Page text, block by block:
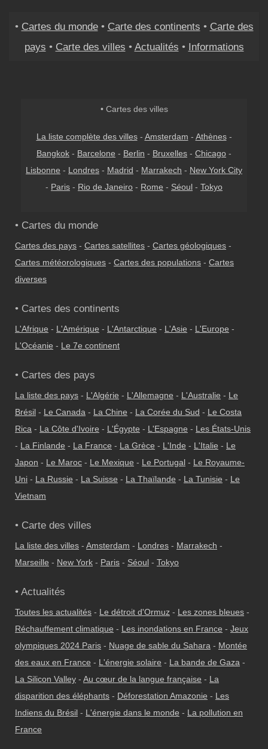
• Cartes du monde• Carte des continents • Carte des
pays • Carte des villes • Actualités • Informations
• Cartes des villes
La liste complète des villes- Amsterdam - Athènes-
Bangkok - Barcelone - Berlin - Bruxelles - Chicago -
Lisbonne - Londres - Madrid - Marrakech - New York City
- Paris - Rio de Janeiro - Rome - Séoul - Tokyo
• Cartes du monde
Cartes des pays - Cartes satellites - Cartes géologiques -
Cartes météorologiques - Cartes des populations - Cartes
diverses
• Cartes des continents
L'Afrique - L'Amérique - L'Antarctique - L'Asie - L'Europe -
L'Océanie - Le 7e continent
• Cartes des pays
La liste des pays - L'Algérie - L'Allemagne - L'Australie - Le
Brésil - Le Canada - La Chine - La Corée du Sud - Le Costa
Rica - La Côte d'Ivoire - L'Égypte - L'Espagne - Les États-Unis
- La Finlande - La France - La Grèce - L'Inde - L'Italie - Le
Japon - Le Maroc - Le Mexique - Le Portugal - Le Royaume-
Uni - La Russie - La Suisse - La Thaïlande - La Tunisie - Le
Vietnam
• Carte des villes
La liste des villes - Amsterdam - Londres - Marrakech -
Marseille - New York - Paris - Séoul - Tokyo
• Actualités
Toutes les actualités - Le détroit d'Ormuz - Les zones bleues -
Réchauffement climatique - Les inondations en France - Jeux
olympiques 2024 Paris - Nuage de sable du Sahara - Montée
des eaux en France - L'énergie solaire - La bande de Gaza -
La Silicon Valley - Au cœur de la langue française - La
disparition des éléphants - Déforestation Amazonie - Les
Indiens du Brésil - L'énergie dans le monde - La pollution en
France